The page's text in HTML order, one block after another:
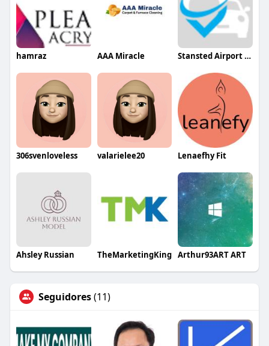
hamraz AAA Miracle Stansted Airport Taxi
306svenloveless valarielee20 Lenaefhy Fit
Ahsley Russian TheMarketingKing Arthur93ART ART
Seguidores(11)